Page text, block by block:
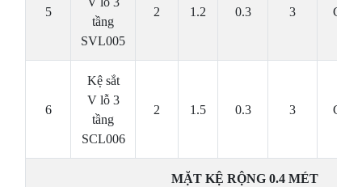
5
tầng
SVL005
2 1.2 0.3 3 Cái
6
Kệ sắt
V lỗ 3
tầng
SCL006
2 1.5 0.3 3 Cái
MẶT KỆ RỘNG 0.4 MÉT